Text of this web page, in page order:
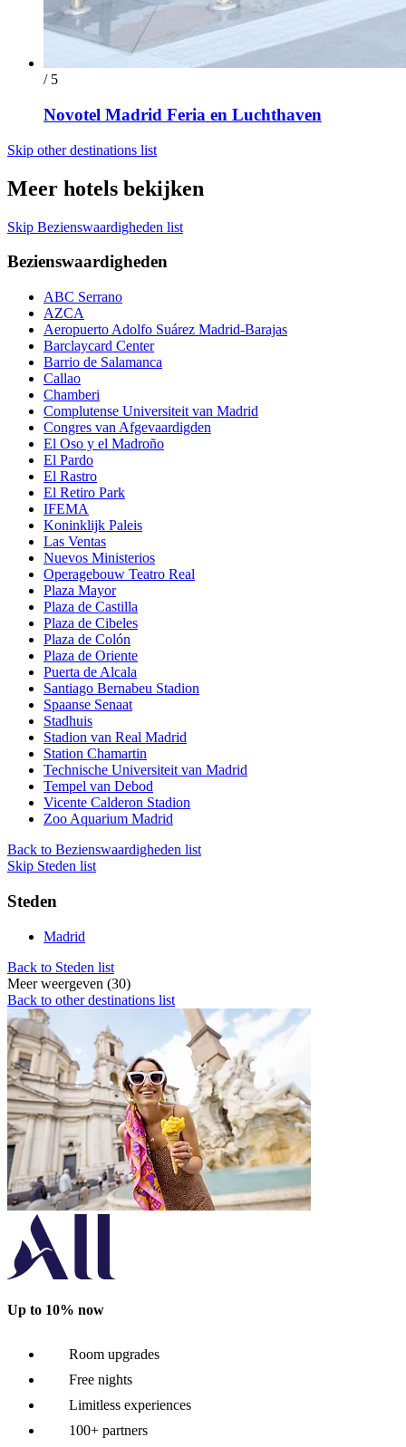
/ 5
Novotel Madrid Feria en Luchthaven
Skip other destinations list
Meer hotels bekijken
Skip Bezienswaardigheden list
Bezienswaardigheden
ABC Serrano
AZCA
Aeropuerto Adolfo Suárez Madrid-Barajas
Barclaycard Center
Barrio de Salamanca
Callao
Chamberi
Complutense Universiteit van Madrid
Congres van Afgevaardigden
El Oso y el Madroño
El Pardo
El Rastro
El Retiro Park
IFEMA
Koninklijk Paleis
Las Ventas
Nuevos Ministerios
Operagebouw Teatro Real
Plaza Mayor
Plaza de Castilla
Plaza de Cibeles
Plaza de Colón
Plaza de Oriente
Puerta de Alcala
Santiago Bernabeu Stadion
Spaanse Senaat
Stadhuis
Stadion van Real Madrid
Station Chamartin
Technische Universiteit van Madrid
Tempel van Debod
Vicente Calderon Stadion
Zoo Aquarium Madrid
Back to Bezienswaardigheden list
Skip Steden list
Steden
Madrid
Back to Steden list
Meer weergeven (30)
Back to other destinations list
Up to 10% now
Room upgrades
Free nights
Limitless experiences
100+ partners